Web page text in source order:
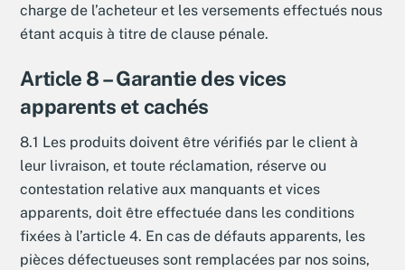
charge de l’acheteur et les versements effectués nous
étant acquis à titre de clause pénale.
Article 8 – Garantie des vices
apparents et cachés
8.1 Les produits doivent être vérifiés par le client à
leur livraison, et toute réclamation, réserve ou
contestation relative aux manquants et vices
apparents, doit être effectuée dans les conditions
fixées à l’article 4. En cas de défauts apparents, les
pièces défectueuses sont remplacées par nos soins,